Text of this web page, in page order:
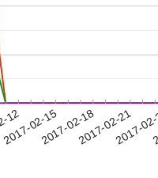
12
2017-02-152017-02-182017-02-21
2017-